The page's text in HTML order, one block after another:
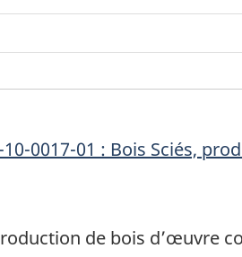
10-0017-01 : Bois Sciés,
de bois d’œuvre